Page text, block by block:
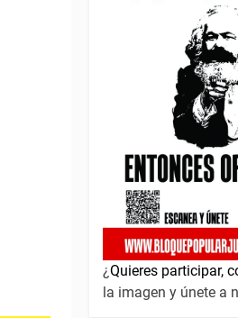
¿Quieres participar,
la imagen y únete a